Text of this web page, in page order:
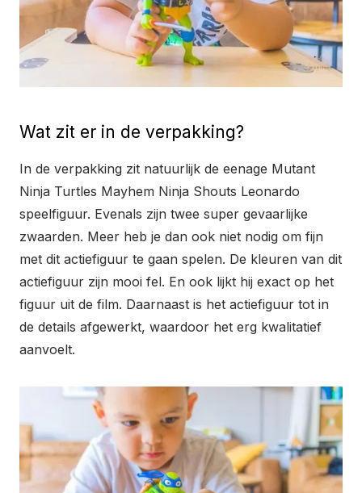
Wat zit er in de verpakking?
In de verpakking zit natuurlijk de eenage Mutant
Ninja Turtles Mayhem Ninja Shouts Leonardo
speelfiguur. Evenals zijn twee super gevaarlijke
zwaarden. Meer heb je dan ook niet nodig om fijn
met dit actiefiguur te gaan spelen. De kleuren van dit
actiefiguur zijn mooi fel. En ook lijkt hij exact op het
figuur uit de film. Daarnaast is het actiefiguur tot in
de details afgewerkt, waardoor het erg kwalitatief
aanvoelt.